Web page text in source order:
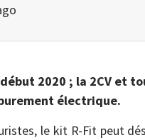
2020 ; la 2CV et
électrique.
le kit R-Fit peut